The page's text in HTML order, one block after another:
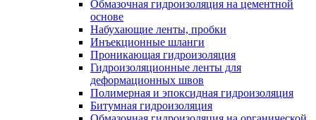
Обмазочная гидроизоляция на цементной
основе
Набухающие ленты, пробки
Инъекционные шланги
Проникающая гидроизоляция
Гидроизоляционные ленты для
деформационных швов
Полимерная и эпоксидная гидроизоляция
Битумная гидроизоляция